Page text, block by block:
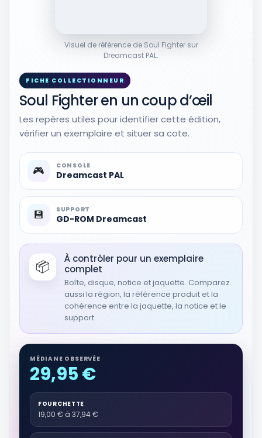
Beneath the Well of Souls, the Fight
for the Lost Treasures of the Great
Musiques et OST
46,84 EUR
RÉSULTAT RAKUTEN À VÉRIFIER
Disque Vinyle 33t Kung Fu Fighter /
Kung Fu Fighting / Changing Times /
Blue Eyed Soul / Dance The Kung Fu /
Never Had This Dream Before
4,00 EUR
Voir sur Rakuten →
Autres produits liés43
RÉSULTAT RAKUTEN À VÉRIFIER
Lenny Kravitz ? Super Soul Fighter
(JAPON)
Autres produits liés
9,00 EUR
RÉSULTAT RAKUTEN À VÉRIFIER
J Soul Brothers FIGHTER
Voir sur Rakuten →
Visuel de référence de Soul Fighter sur
Dreamcast PAL.
FICHE COLLECTIONNEUR
Soul Fighter en un coup d’œil
Les repères utiles pour identifier cette édition,
vérifier un exemplaire et situer sa cote.
🎮 CONSOLE
Dreamcast PAL
💾 SUPPORT
GD-ROM Dreamcast
📦
À contrôler pour un exemplaire
complet
Boîte, disque, notice et jaquette. Comparez
aussi la région, la référence produit et la
cohérence entre la jaquette, la notice et le
support.
MÉDIANE OBSERVÉE
29,95 €
FOURCHETTE
19,00 € à 37,94 €